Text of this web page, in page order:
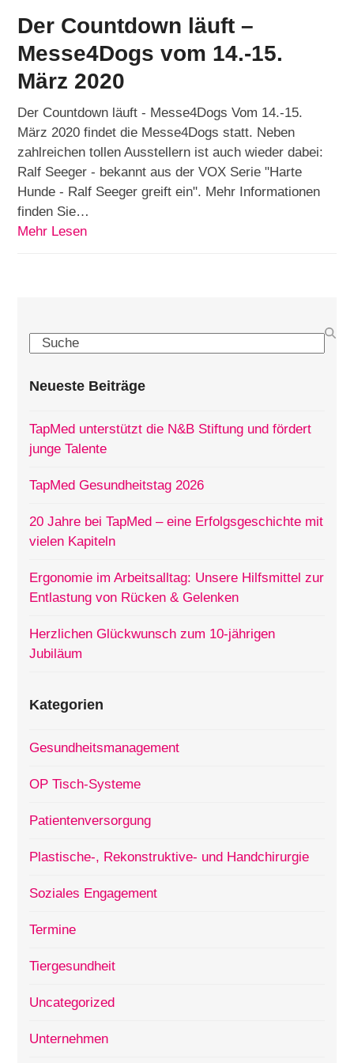
Der Countdown läuft –
Messe4Dogs vom 14.-15.
März 2020
Der Countdown läuft - Messe4Dogs Vom 14.-15.
März 2020 findet die Messe4Dogs statt. Neben
zahlreichen tollen Ausstellern ist auch wieder dabei:
Ralf Seeger - bekannt aus der VOX Serie "Harte
Hunde - Ralf Seeger greift ein". Mehr Informationen
finden Sie…
Mehr Lesen
Search
Neueste Beiträge
TapMed unterstützt die N&B Stiftung und fördert
junge Talente
TapMed Gesundheitstag 2026
20 Jahre bei TapMed – eine Erfolgsgeschichte mit
vielen Kapiteln
Ergonomie im Arbeitsalltag: Unsere Hilfsmittel zur
Entlastung von Rücken & Gelenken
Herzlichen Glückwunsch zum 10-jährigen
Jubiläum
Kategorien
Gesundheitsmanagement
OP Tisch-Systeme
Patientenversorgung
Plastische-, Rekonstruktive- und Handchirurgie
Soziales Engagement
Termine
Tiergesundheit
Uncategorized
Unternehmen